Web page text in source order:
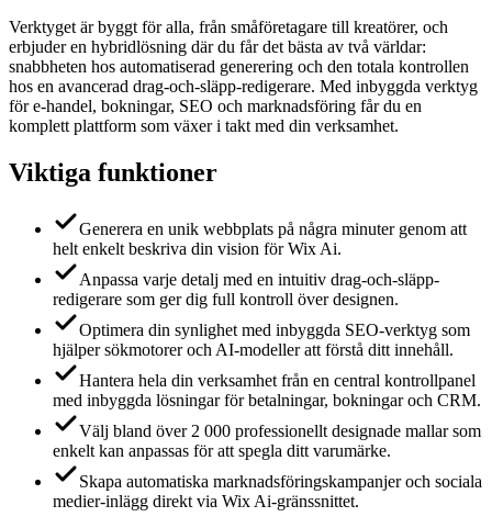
Verktyget är byggt för alla, från småföretagare till kreatörer, och
erbjuder en hybridlösning där du får det bästa av två världar:
snabbheten hos automatiserad generering och den totala kontrollen
hos en avancerad drag-och-släpp-redigerare. Med inbyggda verktyg
för e-handel, bokningar, SEO och marknadsföring får du en
komplett plattform som växer i takt med din verksamhet.
Viktiga funktioner
Generera en unik webbplats på några minuter genom att
helt enkelt beskriva din vision för Wix Ai.
Anpassa varje detalj med en intuitiv drag-och-släpp-
redigerare som ger dig full kontroll över designen.
Optimera din synlighet med inbyggda SEO-verktyg som
hjälper sökmotorer och AI-modeller att förstå ditt innehåll.
Hantera hela din verksamhet från en central kontrollpanel
med inbyggda lösningar för betalningar, bokningar och CRM.
Välj bland över 2 000 professionellt designade mallar som
enkelt kan anpassas för att spegla ditt varumärke.
Skapa automatiska marknadsföringskampanjer och sociala
medier-inlägg direkt via Wix Ai-gränssnittet.